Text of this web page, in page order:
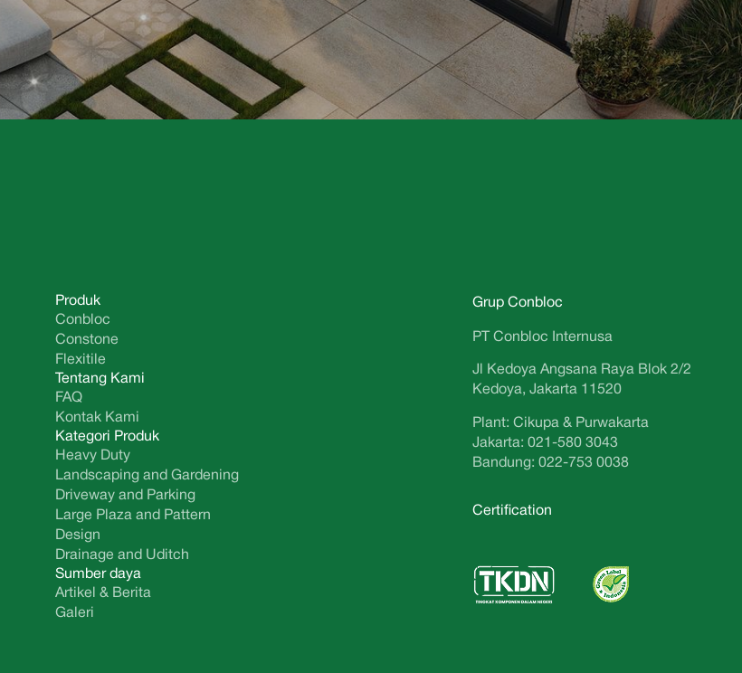
Produk
Conbloc
Constone
Flexitile
Tentang Kami
FAQ
Kontak Kami
Kategori Produk
Heavy Duty
Landscaping and Gardening
Driveway and Parking
Large Plaza and Pattern
Design
Drainage and Uditch
Sumber daya
Artikel & Berita
Galeri
Grup Conbloc
PT Conbloc Internusa
Jl Kedoya Angsana Raya Blok 2/2
Kedoya, Jakarta 11520
Plant: Cikupa & Purwakarta
Jakarta: 021-580 3043
Bandung: 022-753 0038
Certification